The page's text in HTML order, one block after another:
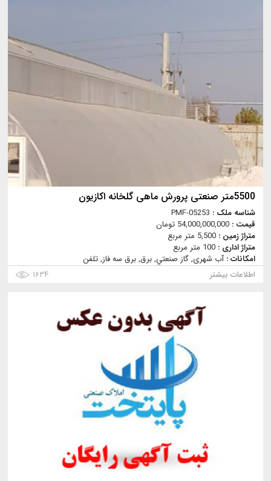
5500متر صنعتی پرورش ماهی گلخانه اکازیون
شناسه ملک : PMF-05253
قیمت : 54,000,000,000 تومان
متراژ زمین : 5,500 متر مربع
متراژ اداری : 100 متر مربع
امکانات :آب شهری, گاز صنعتي, برق, برق سه فاز, تلفن
اطلاعات بیشتر
۱۶۳۴